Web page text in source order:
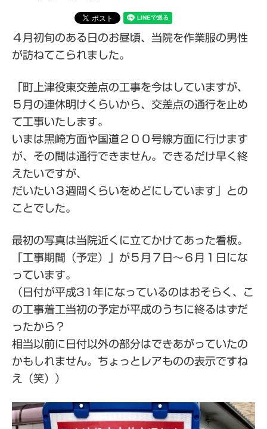
４月初旬のある日のお昼頃、当院を作業服の男性
が訪ねてこられました。
「町上津役東交差点の工事を今はしていますが、
５月の連休明けくらいから、交差点の通行を止め
て工事いたします。
いまは黒崎方面や国道２００号線方面に行けます
が、その間は通行できません。できるだけ早く終
えたいですが、
だいたい３週間くらいをめどにしています」との
ことでした。
最初の写真は当院近くに立てかけてあった看板。
「工事期間（予定）」が５月７日～６月１日にな
っています。
（日付が平成31年になっているのはおそらく、こ
の工事着工当初の予定が平成のうちに終るはずだ
ったから？
相当以前に日付以外の部分はできあがっていたの
かもしれません。ちょっとレアものの表示ですね
え（笑））